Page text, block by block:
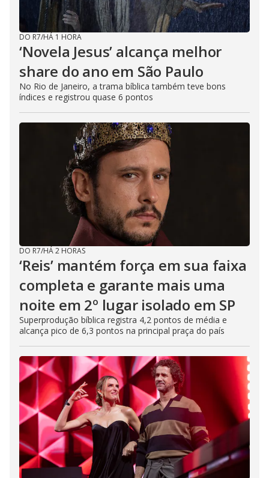
DO R7/HÁ 1 HORA
‘Novela Jesus’ alcança melhor
share do ano em São Paulo
No Rio de Janeiro, a trama bíblica também teve bons
índices e registrou quase 6 pontos
DO R7/HÁ 2 HORAS
‘Reis’ mantém força em sua faixa
completa e garante mais uma
noite em 2º lugar isolado em SP
Superprodução bíblica registra 4,2 pontos de média e
alcança pico de 6,3 pontos na principal praça do país